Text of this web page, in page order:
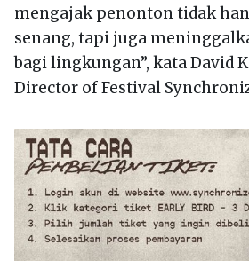
mengajak penonton tidak
senang, tapi juga
bagi lingkungan”, kata David
Director of Festival